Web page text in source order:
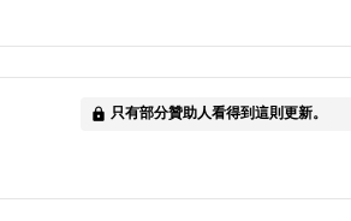
lock 只有部分贊助人看得到這則更新。